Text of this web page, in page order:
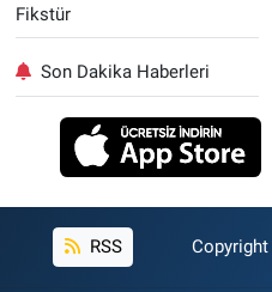
Fikstür
Son Dakika Haberleri
RSS Copyright